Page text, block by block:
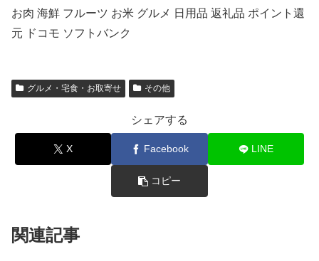
お肉 海鮮 フルーツ お米 グルメ 日用品 返礼品 ポイント還
元 ドコモ ソフトバンク
グルメ・宅食・お取寄せ その他
シェアする
X Facebook LINE
コピー
関連記事